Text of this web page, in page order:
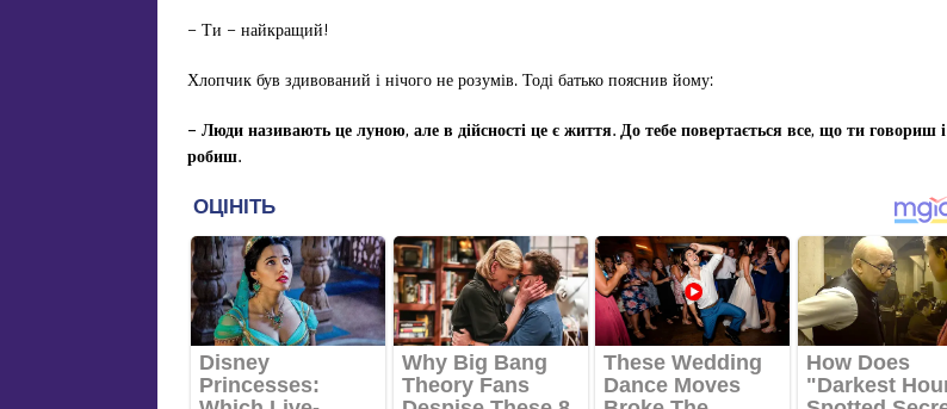
– Ти – найкращий!
Хлопчик був здивований і нічого не розумів. Тоді батько пояснив йому:
– Люди називають це луною, але в дійсності це є життя. До тебе повертається все, що ти говориш і
робиш.